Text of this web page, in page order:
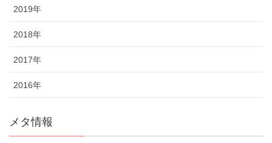
2019年
2018年
2017年
2016年
メタ情報